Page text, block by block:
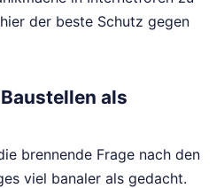
der beste Schutz gegen
als
brennende Frage nach den
viel banaler als gedacht.